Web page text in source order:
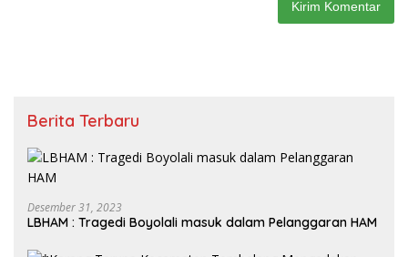
Berita Terbaru
Desember 31, 2023
LBHAM : Tragedi Boyolali masuk dalam Pelanggaran HAM